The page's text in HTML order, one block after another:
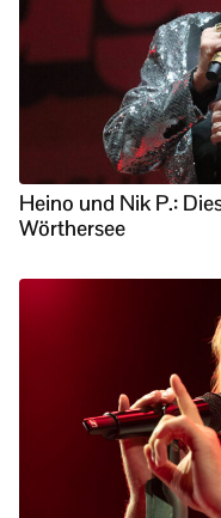
Heino und Nik P.:
Wörthersee